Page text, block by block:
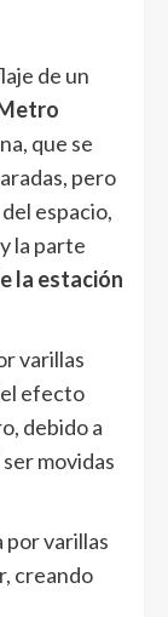
de un
que se
pero
espacio,
la parte
la estación
varillas
efecto
debido a
movidas
por varillas
creando